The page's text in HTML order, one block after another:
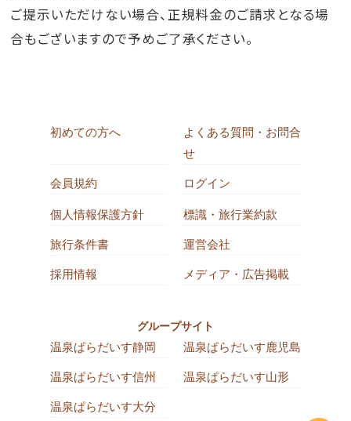
ご提示いただけない場合、正規料金のご請求となる場
合もございますので予めご了承ください。
初めての方へ
よくある質問・お問合
せ
会員規約 ログイン
個人情報保護方針 標識・旅行業約款
旅行条件書 運営会社
採用情報 メディア・広告掲載
グループサイト
温泉ぱらだいす静岡 温泉ぱらだいす鹿児島
温泉ぱらだいす信州 温泉ぱらだいす山形
温泉ぱらだいす大分